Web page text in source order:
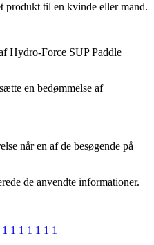
produkt til en kvinde eller mand.
Hydro-Force SUP Paddle
en bedømmelse af
når en af de besøgende på
de anvendte informationer.
1 1 1 1 1 1 1